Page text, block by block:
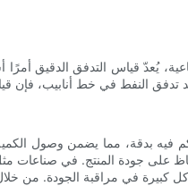
يُعدّ قياس التدفق الدقيق
فيه بدقة، مما يضمن وصول
جودة المنتج. في صناعات